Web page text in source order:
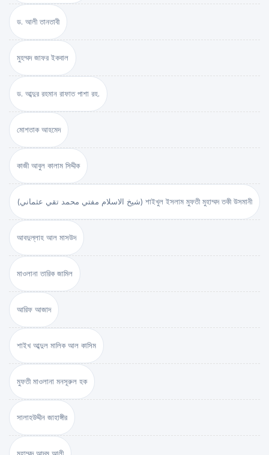
ড. আলী তানতাবী
মুহম্মদ জাফর ইকবাল
ড. আব্দুর রহমান রাফাত পাশা রহ.
মোশতাক আহমেদ
কাজী আবুল কালাম সিদ্দীক
(شيخ الاسلام مفتي محمد تقي عثماني) শাইখুল ইসলাম মুফতী মুহাম্মদ তকী উসমানী
আবদুল্লাহ আল মাসউদ
মাওলানা তারিক জামিল
আরিফ আজাদ
শাইখ আব্দুল মালিক আল কাসিম
মুফতী মাওলানা মনসূরুল হক
সালাহউদ্দীন জাহাঙ্গীর